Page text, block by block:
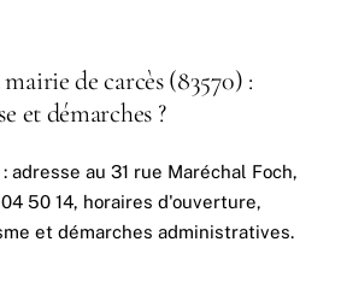
de carcès (83570) :
et démarches ?
adresse au 31 rue Maréchal Foch,
50 14, horaires d'ouverture,
et démarches administratives.